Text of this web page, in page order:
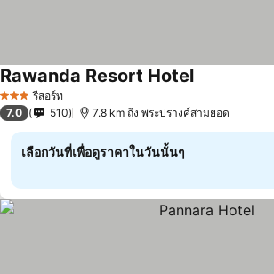
3 ดาว รีสอร์ท
Rawanda Resort Hotel
7.0 510 7.8 km ถึง พระปรางค์สามยอด
เลือกวันที่เพื่อดูราคาในวันนั้นๆ